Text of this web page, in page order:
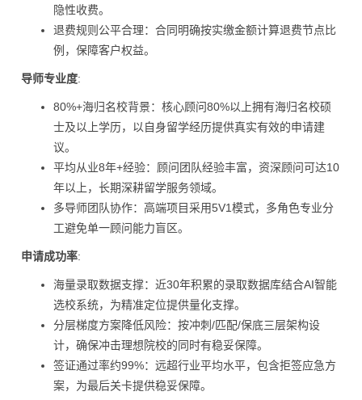
隐性收费。
退费规则公平合理：合同明确按实缴金额计算退费节点比
例，保障客户权益。
导师专业度:
80%+海归名校背景：核心顾问80%以上拥有海归名校硕
士及以上学历，以自身留学经历提供真实有效的申请建
议。
平均从业8年+经验：顾问团队经验丰富，资深顾问可达10
年以上，长期深耕留学服务领域。
多导师团队协作：高端项目采用5V1模式，多角色专业分
工避免单一顾问能力盲区。
申请成功率:
海量录取数据支撑：近30年积累的录取数据库结合AI智能
选校系统，为精准定位提供量化支撑。
分层梯度方案降低风险：按冲刺/匹配/保底三层架构设
计，确保冲击理想院校的同时有稳妥保障。
签证通过率约99%：远超行业平均水平，包含拒签应急方
案，为最后关卡提供稳妥保障。